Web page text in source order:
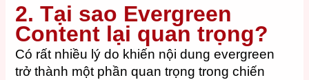
2. Tại sao Evergreen
Content lại quan trọng?
Có rất nhiều lý do khiến nội dung evergreen
trở thành một phần quan trọng trong chiến